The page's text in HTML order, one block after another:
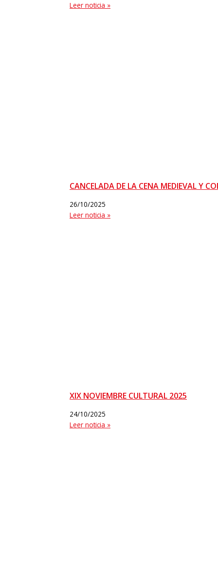
Leer noticia »
CANCELADA DE LA CENA MEDIEVAL Y
26/10/2025
Leer noticia »
XIX NOVIEMBRE CULTURAL 2025
24/10/2025
Leer noticia »